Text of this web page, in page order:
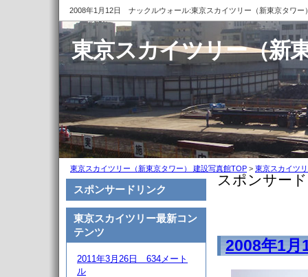
2008年1月12日 ナックルウォール:東京スカイツリー（新東京タワー
スポンサー
2008年1
スポンサードリンク
東京スカイツリー最新コン
テンツ
2011年3月26日 634メート
ル
東京スカイツリー（新
東京スカイツリー（新東京タワー） 建設写真館TOP > 東京スカイツ